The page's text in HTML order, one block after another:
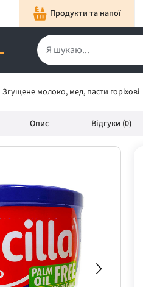
Продукти та напої
Згущене молоко, мед, пасти горіхові
Опис Відгуки (0)